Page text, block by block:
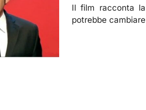
Il film racconta
potrebbe